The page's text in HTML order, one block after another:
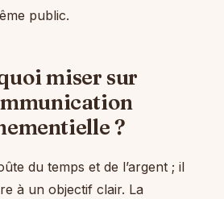
public.
miser sur
?
du temps et de l’argent ; il
à un objectif clair. La